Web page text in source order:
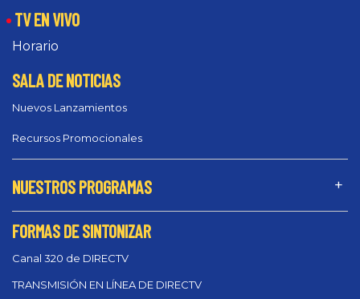
TV EN VIVO
Horario
SALA DE NOTICIAS
Nuevos Lanzamientos
Recursos Promocionales
NUESTROS PROGRAMAS
FORMAS DE SINTONIZAR
Canal 320 de DIRECTV
TRANSMISIÓN EN LÍNEA DE DIRECTV